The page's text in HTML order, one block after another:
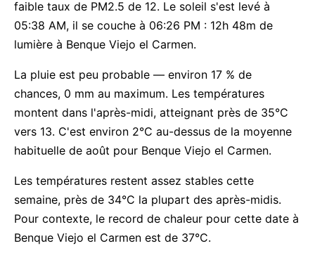
faible taux de PM2.5 de 12. Le soleil s'est levé à
05:38 AM, il se couche à 06:26 PM : 12h 48m de
lumière à Benque Viejo el Carmen.
La pluie est peu probable — environ 17 % de
chances, 0 mm au maximum. Les températures
montent dans l'après-midi, atteignant près de 35°C
vers 13. C'est environ 2°C au-dessus de la moyenne
habituelle de août pour Benque Viejo el Carmen.
Les températures restent assez stables cette
semaine, près de 34°C la plupart des après-midis.
Pour contexte, le record de chaleur pour cette date à
Benque Viejo el Carmen est de 37°C.